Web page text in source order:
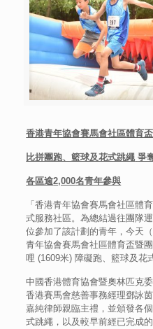
香港青年協會賽馬會社區體育
比拼團跑、籃球及花式跳繩 爭
各區逾2,000名青年參與
「香港青年協會賽馬會社區體
式服務社區。為總結過往團隊
位參加了該計劃的青年，今天
青年協會賽馬會社區體育盃暨
哩 (1609米) 障礙跑、籃球及花
中國香港體育協會暨奧林匹克
香港賽馬會慈善事務經理鄧詠
嘉純律師親臨主禮，並頒發各
式跳繩，以及較早前經已完成